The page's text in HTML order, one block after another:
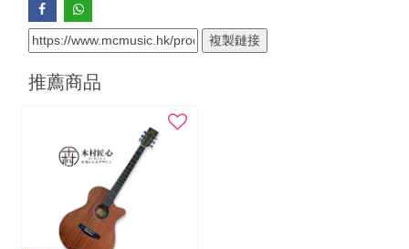
複製鏈接
推薦商品